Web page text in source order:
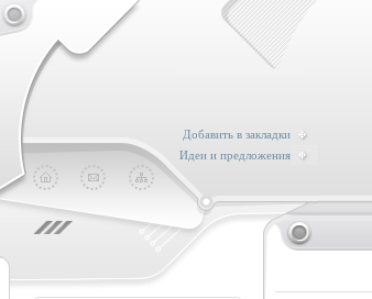
Добавить в закладки
Идеи и предложения